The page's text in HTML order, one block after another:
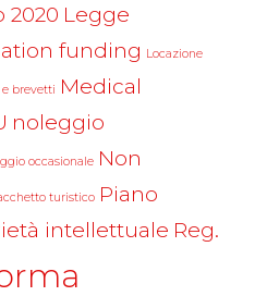
2020 Legge
funding Locazione
brevetti Medical
noleggio
occasionale Non
turistico Piano
intellettuale Reg.